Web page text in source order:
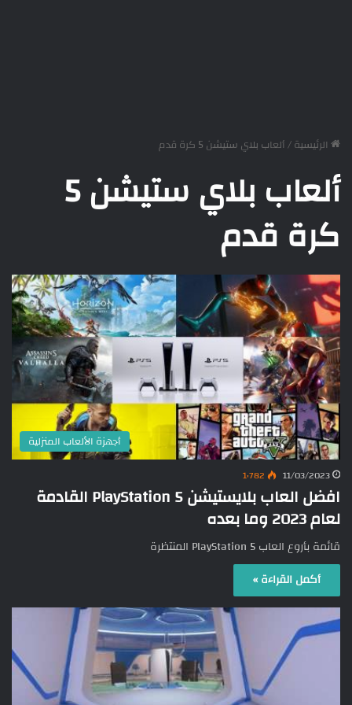
الرئيسية/ألعاب بلاي ستيشن 5 كرة قدم
ألعاب بلاي ستيشن 5
كرة قدم
أجهزة الألعاب المنزلية
11/03/2023 1٬782
افضل العاب بلايستيشن 5 PlayStation القادمة
لعام 2023 وما بعده
قائمة بأروع العاب PlayStation 5 المنتظرة
أكمل القراءة »